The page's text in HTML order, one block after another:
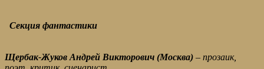
Секция фантастики
Щербак-Жуков Андрей Викторович (Москва) – прозаик,